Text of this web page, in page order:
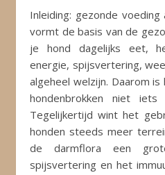
Inleiding: gezonde voeding als basisGoede voeding
vormt de basis van de
je hond dagelijks eet,
energie, spijsvertering,
algeheel welzijn. Daarom
hondenbrokken niet
Tegelijkertijd wint het
honden steeds meer
de darmflora een
spijsvertering en het